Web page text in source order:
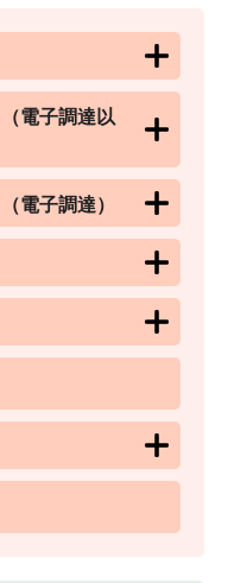
電子調達以
電子調達）